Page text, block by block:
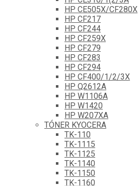
HP CE505X/CF280X
HP CF217
HP CF244
HP CF259X
HP CF279
HP CF283
HP CF294
HP CF400/1/2/3X
HP Q2612A
HP W1106A
HP W1420
HP W207XA
TÓNER KYOCERA
TK-110
TK-1115
TK-1125
TK-1140
TK-1150
TK-1160